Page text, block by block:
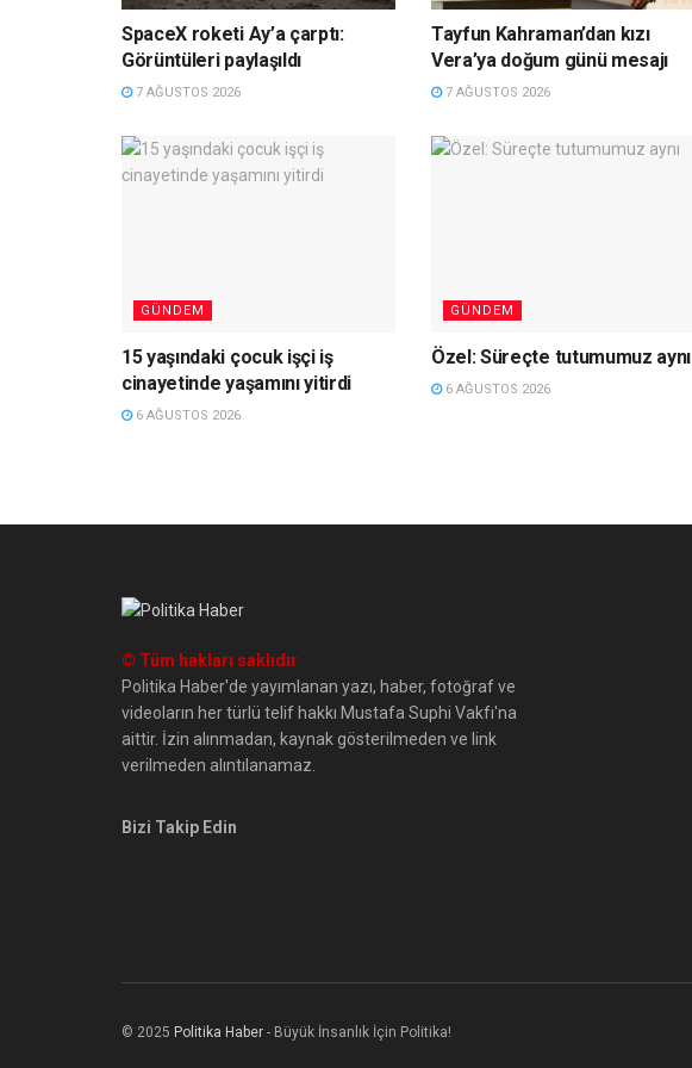
SpaceX roketi Ay’a çarptı:
Görüntüleri paylaşıldı
7 AĞUSTOS 2026
Tayfun Kahraman’dan kızı
Vera’ya doğum günü mesajı
7 AĞUSTOS 2026
GÜNDEM
15 yaşındaki çocuk işçi iş
cinayetinde yaşamını yitirdi
6 AĞUSTOS 2026
GÜNDEM
Özel: Süreçte tutumumuz aynı
6 AĞUSTOS 2026
© Tüm hakları saklıdır
Politika Haber'de yayımlanan yazı, haber, fotoğraf ve
videoların her türlü telif hakkı Mustafa Suphi Vakfı'na
aittir. İzin alınmadan, kaynak gösterilmeden ve link
verilmeden alıntılanamaz.
Bizi Takip Edin
© 2025 Politika Haber - Büyük İnsanlık İçin Politika!